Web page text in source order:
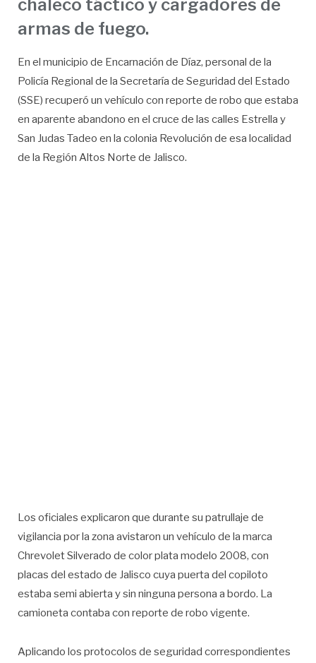
chaleco táctico y cargadores de
armas de fuego.
En el municipio de Encarnación de Díaz, personal de la
Policía Regional de la Secretaría de Seguridad del Estado
(SSE) recuperó un vehículo con reporte de robo que estaba
en aparente abandono en el cruce de las calles Estrella y
San Judas Tadeo en la colonia Revolución de esa localidad
de la Región Altos Norte de Jalisco.
Los oficiales explicaron que durante su patrullaje de
vigilancia por la zona avistaron un vehículo de la marca
Chrevolet Silverado de color plata modelo 2008, con
placas del estado de Jalisco cuya puerta del copiloto
estaba semi abierta y sin ninguna persona a bordo. La
camioneta contaba con reporte de robo vigente.
Aplicando los protocolos de seguridad correspondientes